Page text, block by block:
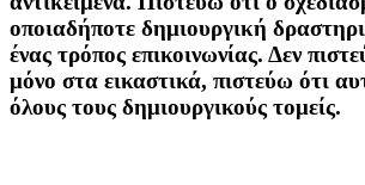
οποιαδήποτε δημιουργική
ένας τρόπος επικοινωνίας. Δεν
μόνο στα εικαστικά, πιστεύω ότι
όλους τους δημιουργικούς τομείς.